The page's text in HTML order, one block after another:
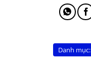
Danh mục: